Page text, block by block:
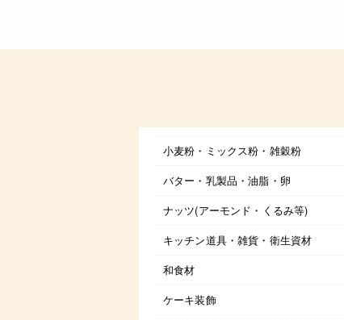
小麦粉・ミックス粉・雑穀粉
バター・乳製品・油脂・卵
ナッツ(アーモンド・くるみ等)
キッチン道具・雑貨・衛生資材
和食材
ケーキ装飾